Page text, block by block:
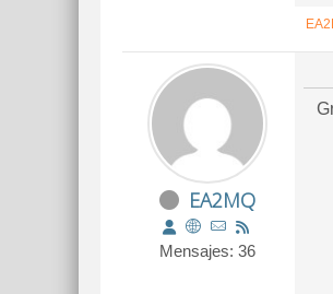
EA2MQ
Mensajes: 36